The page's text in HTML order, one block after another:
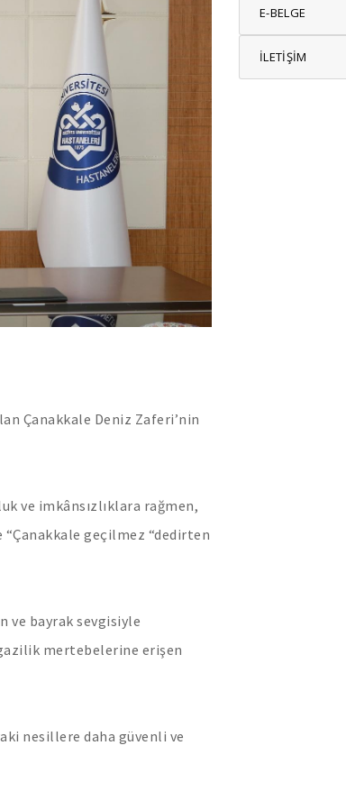
Çanakkale Deniz Zaferi’nin
ve imkânsızlıklara rağmen,
“Çanakkale geçilmez “dedirten
ve bayrak sevgisiyle
mertebelerine erişen
nesillere daha güvenli ve
E-BELGE
İLETİŞİM